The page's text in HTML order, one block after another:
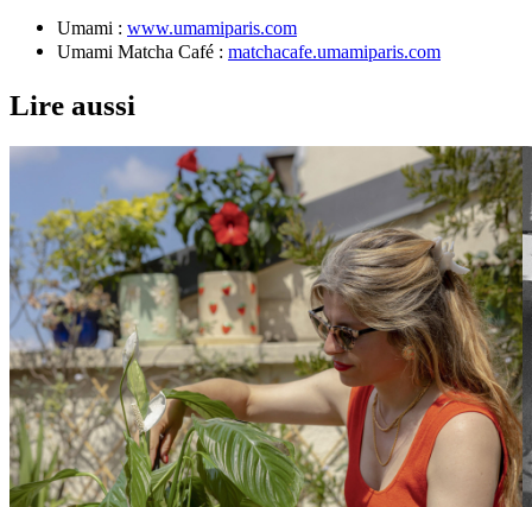
Umami : www.umamiparis.com
Umami Matcha Café : matchacafe.umamiparis.com
Lire aussi